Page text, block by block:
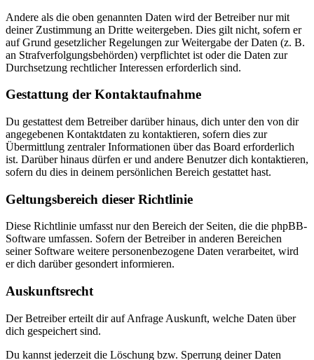
Andere als die oben genannten Daten wird der Betreiber nur mit
deiner Zustimmung an Dritte weitergeben. Dies gilt nicht, sofern er
auf Grund gesetzlicher Regelungen zur Weitergabe der Daten (z. B.
an Strafverfolgungsbehörden) verpflichtet ist oder die Daten zur
Durchsetzung rechtlicher Interessen erforderlich sind.
Gestattung der Kontaktaufnahme
Du gestattest dem Betreiber darüber hinaus, dich unter den von dir
angegebenen Kontaktdaten zu kontaktieren, sofern dies zur
Übermittlung zentraler Informationen über das Board erforderlich
ist. Darüber hinaus dürfen er und andere Benutzer dich kontaktieren,
sofern du dies in deinem persönlichen Bereich gestattet hast.
Geltungsbereich dieser Richtlinie
Diese Richtlinie umfasst nur den Bereich der Seiten, die die phpBB-
Software umfassen. Sofern der Betreiber in anderen Bereichen
seiner Software weitere personenbezogene Daten verarbeitet, wird
er dich darüber gesondert informieren.
Auskunftsrecht
Der Betreiber erteilt dir auf Anfrage Auskunft, welche Daten über
dich gespeichert sind.
Du kannst jederzeit die Löschung bzw. Sperrung deiner Daten